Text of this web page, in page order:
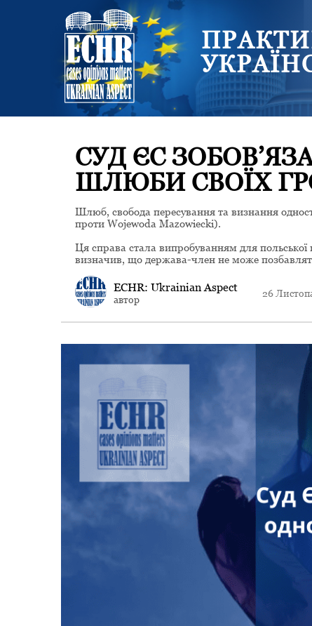
СУД ЄС
ШЛЮБИ СВОЇХ
Шлюб, свобода пересування та визнання
проти Wojewoda Mazowiecki).
Ця справа стала випробуванням для
визначив, що держава-член не може
ECHR: Ukrainian Aspect
автор
26